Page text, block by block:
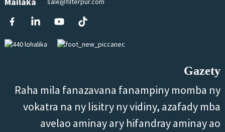
Gazety
Raha mila fanazavana fanampiny momba ny
vokatra na ny lisitry ny vidiny, azafady mba
avelao aminay ary hifandray aminay ao